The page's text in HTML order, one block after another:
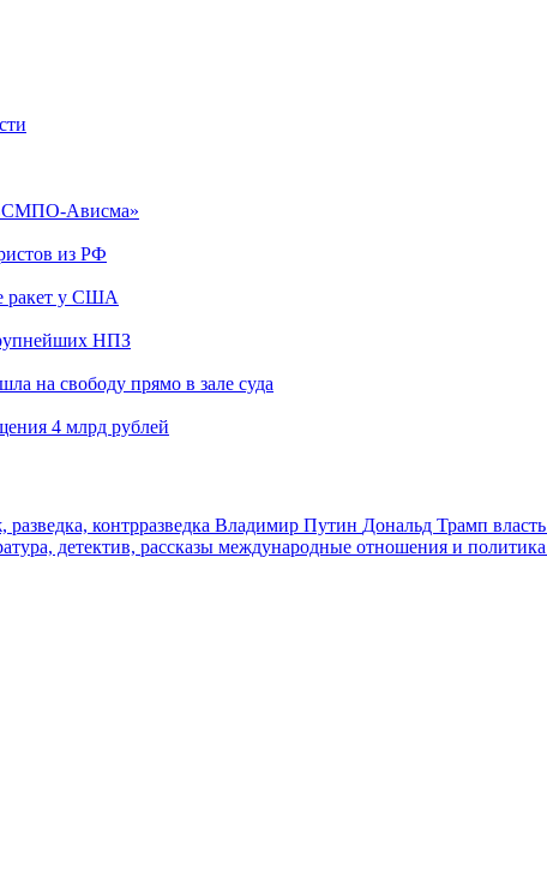
Ависма»
из РФ
ракет у США
НПЗ
на свободу прямо в зале суда
4 млрд рублей
контрразведка Владимир Путин Дональд Трамп власть
детектив, рассказы международные отношения и политика